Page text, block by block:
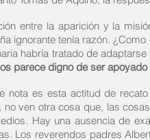
entre la aparición y la
ignorante tenía razón.
habría tratado de
parece digno de ser
es esta actitud de
ven otra cosa que, las
Hay una ausencia de
Los reverendos padres